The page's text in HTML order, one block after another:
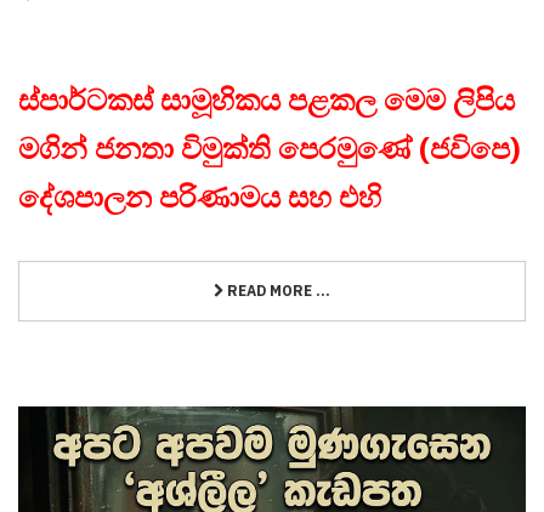
ස්පාර්ටකස් සාමූහිකය පළකල මෙම ලිපිය
මගින් ජනතා විමුක්ති පෙරමුණේ (ජවිපෙ)
දේශපාලන පරිණාමය සහ එහි
READ MORE ...